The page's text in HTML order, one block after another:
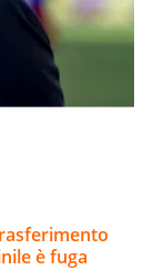
è fuga